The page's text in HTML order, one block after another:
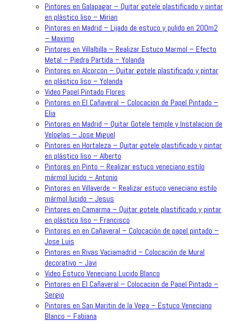
Pintores en Galapagar – Quitar gotele plastificado y pintar
en plástico liso – Mirian
Pintores en Madrid – Lijado de estuco y pulido en 200m2
– Maximo
Pintores en Villalbilla – Realizar Estuco Marmol – Efecto
Metal – Piedra Partida – Yolanda
Pintores en Alcorcon – Quitar gotele plastificado y pintar
en plástico liso – Yolanda
Video Papel Pintado Flores
Pintores en El Cañaveral – Colocacion de Papel Pintado –
Elia
Pintores en Madrid – Quitar Gotele temple y Instalacion de
Veloglas – Jose Miguel
Pintores en Hortaleza – Quitar gotele plastificado y pintar
en plástico liso – Alberto
Pintores en Pinto – Realizar estuco veneciano estilo
mármol lucido – Antonio
Pintores en Villaverde – Realizar estuco veneciano estilo
mármol lucido – Jesus
Pintores en Camarma – Quitar gotele plastificado y pintar
en plástico liso – Francisco
Pintores en en Cañaveral – Colocación de papel pintado –
Jose Luis
Pintores en Rivas Vaciamadrid – Colocación de Mural
decorativo – Javi
Video Estuco Veneciano Lucido Blanco
Pintores en El Cañaveral – Colocacion de Papel Pintado –
Sergio
Pintores en San Maritin de la Vega – Estuco Veneciano
Blanco – Fabiana